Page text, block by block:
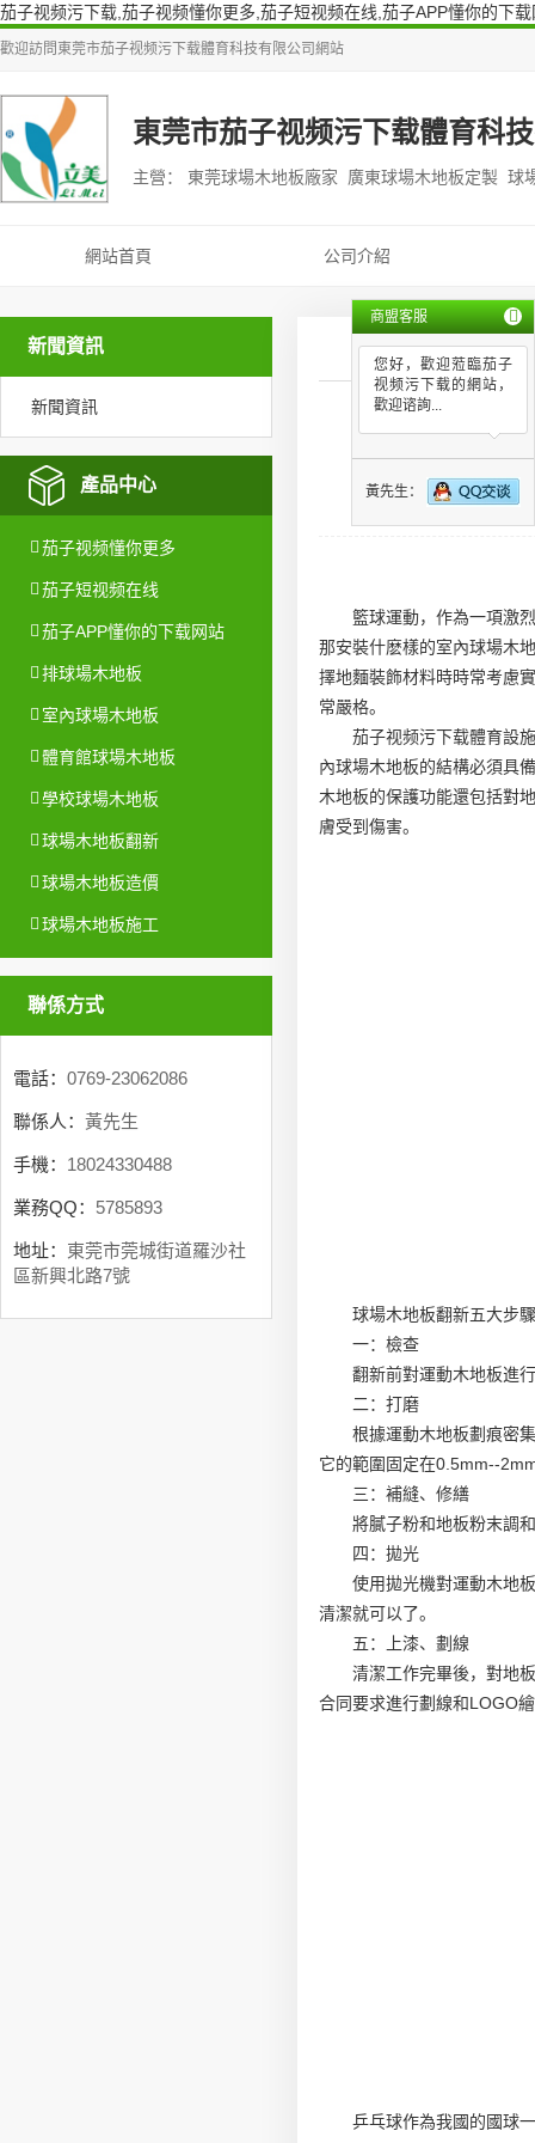
茄子视频污下载,茄子视频懂你更多,茄子短视频在线,茄子APP懂你的下载
歡迎訪問 東莞市茄子视频污下载體育科技有限公司 網站
東莞市茄子视频污下载體育科
主營： 東莞球場木地板廠家 廣東球場木地板定製 球
網站首頁 公司介紹
新聞資訊
新聞資訊
產品中心
茄子视频懂你更多
茄子短视频在线
茄子APP懂你的下载网站
排球場木地板
室內球場木地板
體育館球場木地板
學校球場木地板
球場木地板翻新
球場木地板造價
球場木地板施工
聯係方式
電話： 0769-23062086
聯係人： 黃先生
手機： 18024330488
業務QQ： 5785893
地址： 東莞市莞城街道羅沙社
區新興北路7號
供應東
籃球運動，作為一項激
那安裝什麽樣的室內球場木
擇地麵裝飾材料時時常考慮
常嚴格。
茄子视频污下载體育設
內球場木地板的結構必須具
木地板的保護功能還包括對
膚受到傷害。
球場木地板翻新五大步驟
一：檢查
翻新前對運動木地板進
二：打磨
根據運動木地板劃痕密
它的範圍固定在0.5mm--
三：補縫、修繕
將膩子粉和地板粉末調
四：拋光
使用拋光機對運動木地
清潔就可以了。
五：上漆、劃線
清潔工作完畢後，對地
合同要求進行劃線和LOGO
乒乓球作為我國的國球
商盟客服
您好，歡迎蒞臨茄子
视频污下载的網站，
歡迎谘詢...
黃先生：